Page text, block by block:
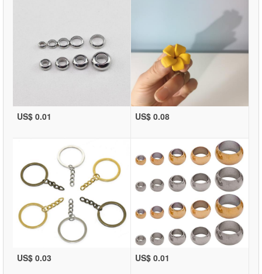
US$ 0.01 US$ 0.08
US$ 0.03 US$ 0.01